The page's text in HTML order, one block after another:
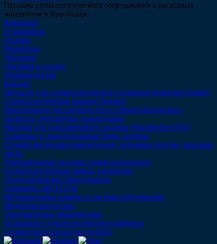
Продажа стоматологического оборудования и расходных
материалов в Краснодаре
Компания
О компании
Отзывы
Реквизиты
Дипломы
Доставка и оплата
Производители
Каталог
Запчасти для стоматологических установок (комплектующие)
Стоматологические шланги (рукава)
Наконечники для слюноотсоса и стоматологического
пылесоса, мундштуки, переходники
Насадки для ультразвукового скалера (Woodpecker DTE)
Алмазные и твердосплавные боры, полиры
Стоматологические наконечники, роторные группы, запасные
части
Ультразвуковые скалеры стоматологические
Стоматологические лампы, световоды
Эндодонтическое оборудование
Аппараты AIR FLOW
Интраоральные камеры и системы отбеливания
Медицинская оптика
Электрические микромоторы
Оснащение стоматологического кабинета
Стоматологический инструмент